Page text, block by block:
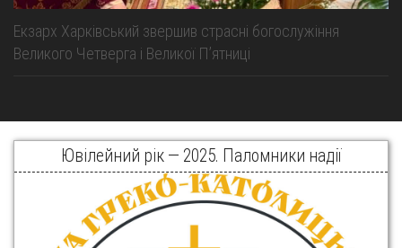
Екзарх Харківський звершив страсні богослужіння
Великого Четверга і Великої Пʼятниці
Ювілейний рік — 2025. Паломники надії